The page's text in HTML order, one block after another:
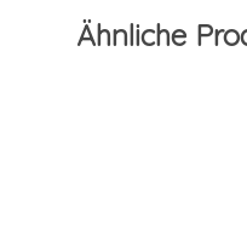
Ähnliche